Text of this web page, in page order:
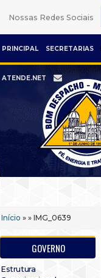
Nossas Redes Sociais
PRINCIPAL SECRETARIAS
ATENDE.NET
Início » » IMG_0639
GOVERNO
Estrutura